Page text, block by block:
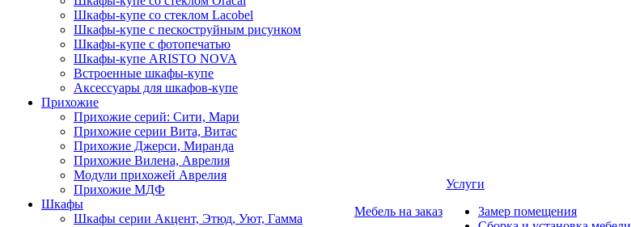
Шкафы-купе со стеклом Lacobel
Шкафы-купе с пескоструйным рисунком
Шкафы-купе с фотопечатью
Шкафы-купе ARISTO NOVA
Встроенные шкафы-купе
Аксессуары для шкафов-купе
Прихожие
Прихожие серий: Сити, Мари
Прихожие серии Вита, Витас
Прихожие Джерси, Миранда
Прихожие Вилена, Аврелия
Модули прихожей Аврелия
Прихожие МДФ
Шкафы
Шкафы серии Акцент, Этюд, Уют, Гамма
Мебель на заказ
Услуги
Замер помещения